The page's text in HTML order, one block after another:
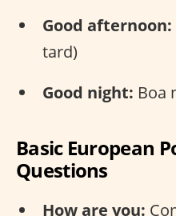
Good afternoon:
tard)
Good night: Boa
Basic European
Questions
How are you: